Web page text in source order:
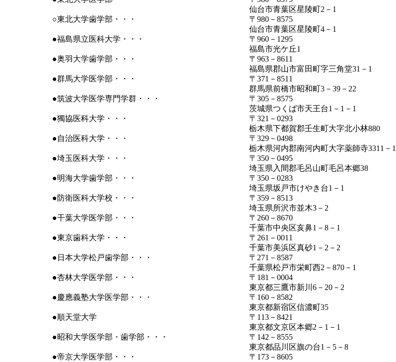
仙台市青葉区星陵町2－1
○東北大学歯学部・・・
〒980－8575
仙台市青葉区星陵町4－1
●福島県立医科大学・・・
〒960－1295
福島市光ケ丘1
●奥羽大学歯学部・・・
〒963－8611
福島県郡山市富田町字三角堂31－1
●群馬大学医学部・・・
〒371－8511
群馬県前橋市昭和町3－39－22
●筑波大学医学専門学群・・・
〒305－8575
茨城県つくば市天王台1－1－1
●獨協医科大学・・・
〒321－0293
栃木県下都賀郡壬生町大字北小林880
●自治医科大学・・・
〒329－0498
栃木県河内郡南河内町大字薬師寺3311－1
●埼玉医科大学・・・
〒350－0495
埼玉県入間郡毛呂山町毛呂本郷38
●明海大学歯学部・・・
〒350－0283
埼玉県坂戸市けやき台1－1
●防衛医科大学校・・・
〒359－8513
埼玉県所沢市並木3－2
●干葉大学医学部・・・
〒260－8670
千葉市中央区亥鼻1－8－1
●東京歯科大学・・・
〒261－0011
千葉市美浜区真砂1－2－2
●日本大学松戸歯学部・・・
〒271－8587
千葉県松戸市栄町西2－870－1
●杏林大学医学部・・・
〒181－0004
東京都三鷹市新川6－20－2
●慶應義塾大学医学部・・・
〒160－8582
東京都新宿区信濃町35
●順天堂大学
〒113－8421
東京都文京区本郷2－1－1
●昭和大学医学部・歯学部・・・
〒142－8555
東京都品川区旗の台1－5－8
●帝京大学医学部・・・
〒173－8605